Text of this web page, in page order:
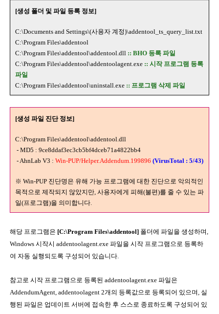
[생성 폴더 및 파일 등록 정보]
C:\Documents and Settings\(사용자 계정)\addentool_ts_query_list.txt
C:\Program Files\addentool
C:\Program Files\addentool\addentool.dll :: BHO 등록 파일
C:\Program Files\addentool\addentoolagent.exe :: 시작 프로그램 등록
파일
C:\Program Files\addentool\uninstall.exe :: 프로그램 삭제 파일
[생성 파일 진단 정보]
C:\Program Files\addentool\addentool.dll
- MD5 : 9ce8ddaf3ec3cb5bf4dceb71a4822bb4
- AhnLab V3 : Win-PUP/Helper.Addendum.199896 (VirusTotal : 5/43)
※ Win-PUP 진단명은 유해 가능 프로그램에 대한 진단으로 악의적인
목적으로 제작되지 않았지만, 사용자에게 피해(불편)를 줄 수 있는 파
일(프로그램)을 의미합니다.
해당 프로그램은 [C:\Program Files\addentool] 폴더에 파일을 생성하며,
Windows 시작시 addentoolagent.exe 파일을 시작 프로그램으로 등록하
여 자동 실행되도록 구성되어 있습니다.
참고로 시작 프로그램으로 등록된 addentoolagent.exe 파일은
AddendumAgent, addentoolagent 2개의 등록값으로 등록되어 있으며, 실
행된 파일은 업데이트 서버에 접속한 후 스스로 종료하도록 구성되어 있